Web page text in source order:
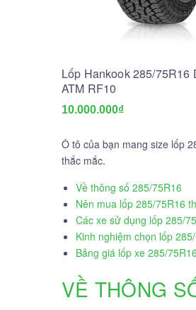
Lốp Hankook 285/75R16
ATM RF10
10.000.000₫
Ô tô của bạn mang size lốp
thắc mắc.
Về thông số 285/75R16
Nên mua lốp 285/75R16
Các xe sử dụng lốp 285/
Kinh nghiệm chọn lốp
Bảng giá lốp xe 285/75R16
VỀ THÔNG